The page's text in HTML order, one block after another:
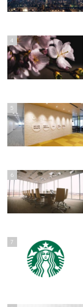
4
5
6
7